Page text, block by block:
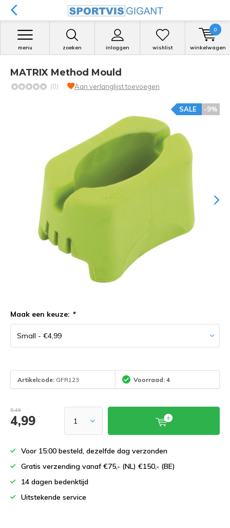
zoeken inloggen
menu wishlist winkelwagen
0
MATRIX Method Mould
(0) Aan verlanglijst toevoegen
-9%
SALE
Maak een keuze: *
Artikelcode: GFR123 Voorraad: 4
5,49
4,99
Voor 15:00 besteld, dezelfde dag verzonden
Gratis verzending vanaf €75,- (NL) €150,- (BE)
14 dagen bedenktijd
Uitstekende service